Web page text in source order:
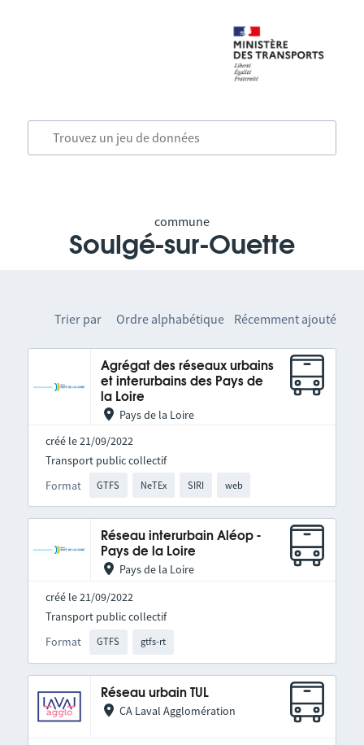
commune
Soulgé-sur-Ouette
Trier par Ordre alphabétique Récemment ajouté
Agrégat des réseaux urbains
et interurbains des Pays de
la Loire
Pays de la Loire
créé le 21/09/2022
Format GTFS NeTEx SIRI web
Transport public collectif
Réseau interurbain Aléop -
Pays de la Loire
Pays de la Loire
créé le 21/09/2022
Format GTFS gtfs-rt
Transport public collectif
Réseau urbain TUL
CA Laval Agglomération